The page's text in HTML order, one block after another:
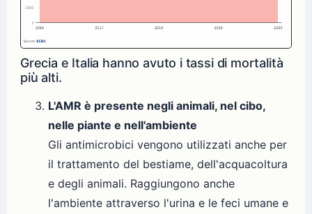
Grecia e Italia hanno avuto i tassi di mortalità
più alti.
L'AMR è presente negli animali, nel cibo,
nelle piante e nell'ambiente
Gli antimicrobici vengono utilizzati anche per
il trattamento del bestiame, dell'acquacoltura
e degli animali. Raggiungono anche
l'ambiente attraverso l'urina e le feci umane e